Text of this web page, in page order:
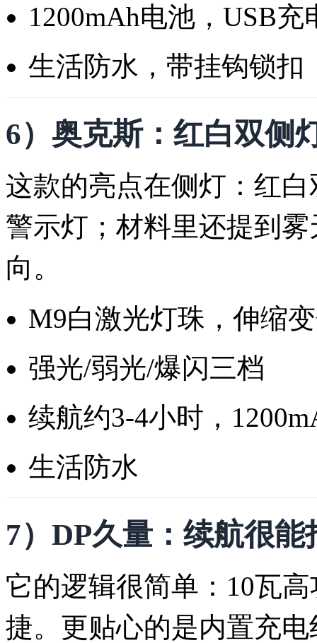
1200mAh电池，USB充
生活防水，带挂钩锁扣
6）奥克斯：红白双侧
这款的亮点在侧灯：红
警示灯；材料里还提到
向。
M9白激光灯珠，伸缩
强光/弱光/爆闪三档
续航约3-4小时，
生活防水
7）DP久量：续航很
它的逻辑很简单：10瓦
捷。更贴心的是内置充